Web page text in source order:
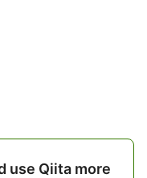
use Qiita more